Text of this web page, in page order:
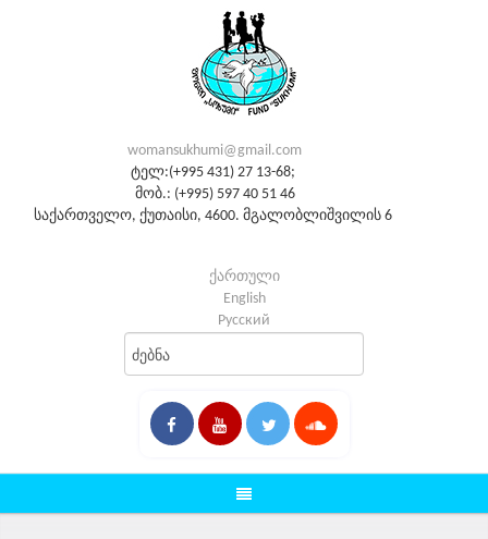
womansukhumi@gmail.com
ტელ:(+995 431) 27 13-68;
მობ.: (+995) 597 40 51 46
საქართველო, ქუთაისი, 4600. მგალობლიშვილის 6
ქართული
English
Русский